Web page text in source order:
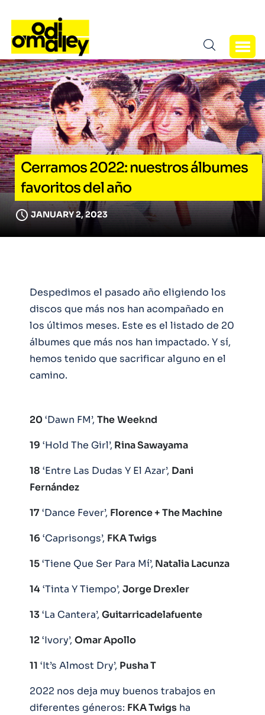
Cerramos 2022: nuestros álbumes
favoritos del año
JANUARY 2, 2023
Despedimos el pasado año eligiendo los
discos que más nos han acompañado en
los últimos meses. Este es el listado de 20
álbumes que más nos han impactado. Y sí,
hemos tenido que sacrificar alguno en el
camino.
20 ‘Dawn FM’, TheWeeknd
19 ‘Hold The Girl’, Rina Sawayama
18 ‘Entre Las Dudas Y El Azar’, Dani
Fernández
17‘Dance Fever’, Florence + The Machine
16‘Caprisongs’, FKA Twigs
15‘Tiene Que Ser Para Mí’, Natalia Lacunza
14‘Tinta Y Tiempo’, Jorge Drexler
13‘La Cantera’, Guitarricadelafuente
12‘Ivory’, Omar Apollo
11 ‘It’s Almost Dry’, Pusha T
2022 nos deja muy buenos trabajos en
diferentes géneros: FKA Twigs ha